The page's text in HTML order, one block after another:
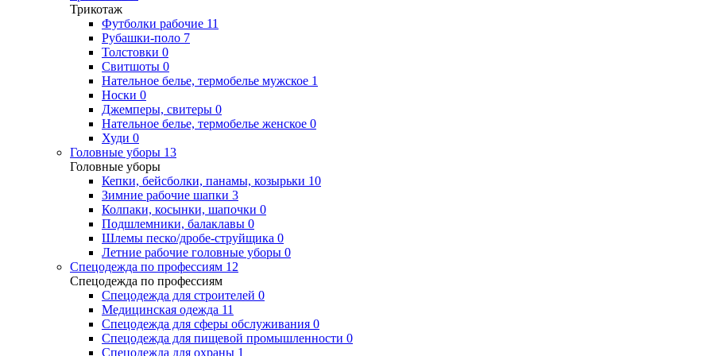
Трикотаж
Футболки рабочие 11
Рубашки-поло 7
Толстовки 0
Свитшоты 0
Нательное белье, термобелье мужское 1
Носки 0
Джемперы, свитеры 0
Нательное белье, термобелье женское 0
Худи 0
Головные уборы 13
Головные уборы
Кепки, бейсболки, панамы, козырьки 10
Зимние рабочие шапки 3
Колпаки, косынки, шапочки 0
Подшлемники, балаклавы 0
Шлемы песко/дробе-струйщика 0
Летние рабочие головные уборы 0
Спецодежда по профессиям 12
Спецодежда по профессиям
Спецодежда для строителей 0
Медицинская одежда 11
Спецодежда для сферы обслуживания 0
Спецодежда для пищевой промышленности 0
Спецодежда для охраны 1